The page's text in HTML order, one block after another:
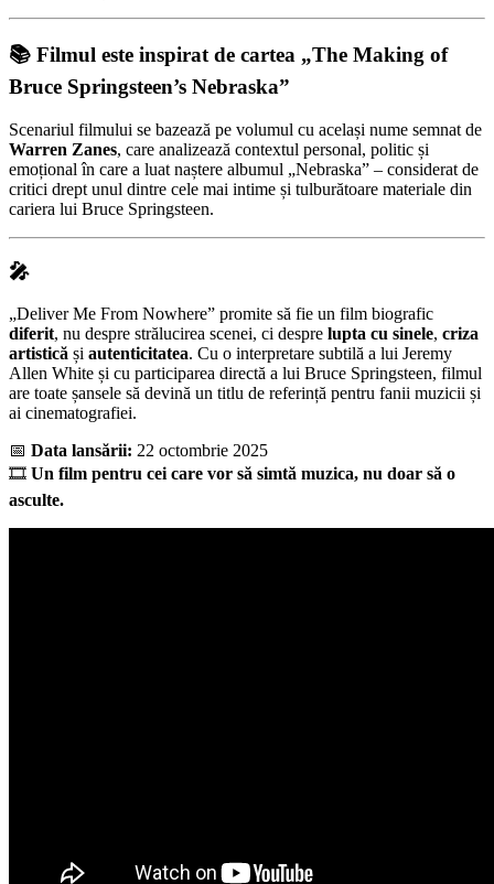
📚 Filmul este inspirat de cartea „The Making of
Bruce Springsteen’s Nebraska”
Scenariul filmului se bazează pe volumul cu același nume semnat de
Warren Zanes, care analizează contextul personal, politic și
emoțional în care a luat naștere albumul „Nebraska” – considerat de
critici drept unul dintre cele mai intime și tulburătoare materiale din
cariera lui Bruce Springsteen.
🎤
„Deliver Me From Nowhere” promite să fie un film biografic
diferit, nu despre strălucirea scenei, ci despre lupta cu sinele, criza
artistică și autenticitatea. Cu o interpretare subtilă a lui Jeremy
Allen White și cu participarea directă a lui Bruce Springsteen, filmul
are toate șansele să devină un titlu de referință pentru fanii muzicii și
ai cinematografiei.
📅 Data lansării: 22 octombrie 2025
🎞️ Un film pentru cei care vor să simtă muzica, nu doar să o
asculte.